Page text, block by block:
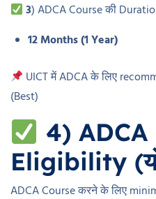
3) ADCA Course की
12 Months (1 Year)
UICT में ADCA के लिए
(Best)
4)
Eligibility
ADCA Course करने के लिए